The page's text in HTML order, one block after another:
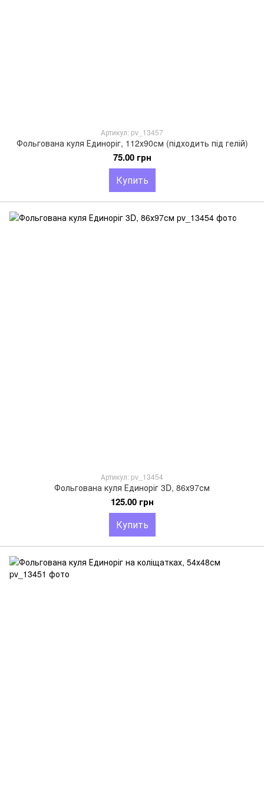
Артикул: pv_13457
Фольгована куля Единоріг, 112х90см (підходить під гелій)
75.00 грн
Купить
Артикул: pv_13454
Фольгована куля Единоріг 3D, 86х97см
125.00 грн
Купить